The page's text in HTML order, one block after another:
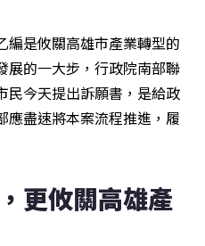
編是攸關高雄市產業轉型的
展的一大步，行政院南部聯
民今天提出訴願書，是給政
應盡速將本案流程推進，履
更攸關高雄產